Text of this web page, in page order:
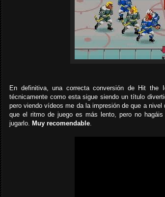
En definitiva, una correcta conversión de Hit
técnicamente como esta sigue siendo un título
pero viendo vídeos me da la impresión de que a
que el ritmo de juego es más lento, pero no
jugarlo. Muy recomendable.